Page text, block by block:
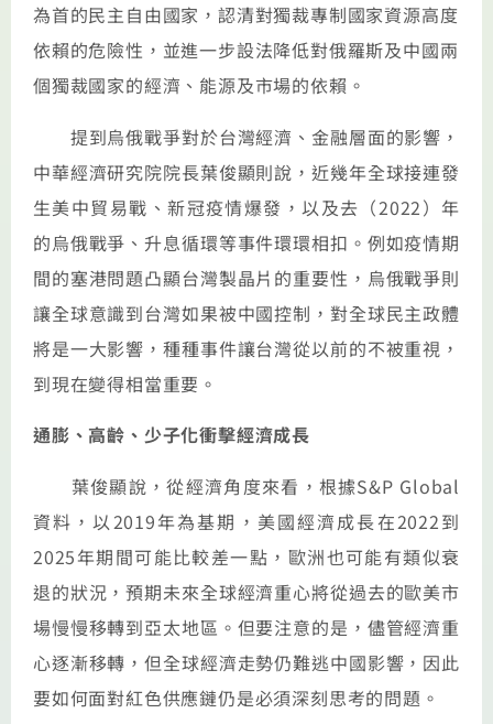
為首的民主自由國家，認清對獨裁專制國家資源高度
依賴的危險性，並進一步設法降低對俄羅斯及中國兩
個獨裁國家的經濟、能源及市場的依賴。
提到烏俄戰爭對於台灣經濟、金融層面的影響，
中華經濟研究院院長葉俊顯則說，近幾年全球接連發
生美中貿易戰、新冠疫情爆發，以及去（2022）年
的烏俄戰爭、升息循環等事件環環相扣。例如疫情期
間的塞港問題凸顯台灣製晶片的重要性，烏俄戰爭則
讓全球意識到台灣如果被中國控制，對全球民主政體
將是一大影響，種種事件讓台灣從以前的不被重視，
到現在變得相當重要。
通膨、高齡、少子化衝擊經濟成長
葉俊顯說，從經濟角度來看，根據S&P Global
資料，以2019年為基期，美國經濟成長在2022到
2025年期間可能比較差一點，歐洲也可能有類似衰
退的狀況，預期未來全球經濟重心將從過去的歐美市
場慢慢移轉到亞太地區。但要注意的是，儘管經濟重
心逐漸移轉，但全球經濟走勢仍難逃中國影響，因此
要如何面對紅色供應鏈仍是必須深刻思考的問題。